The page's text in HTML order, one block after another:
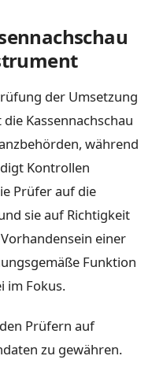
der Umsetzung
Kassennachschau
während
Kontrollen
Prüfer auf die
sie auf Richtigkeit
einer
Funktion
im Fokus.
Prüfern auf
zu gewähren.